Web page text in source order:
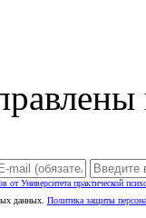
от Университета практической
данных. Политика защиты